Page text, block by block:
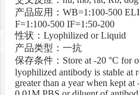
产品应用：WB=1:100-500
F=1:100-500 IF=1:50-200
性状：Lyophilized or Liquid
产品类型：一抗
保存条件：Store at -20 °C for
lyophilized antibody is stable at
greater than a year when kept